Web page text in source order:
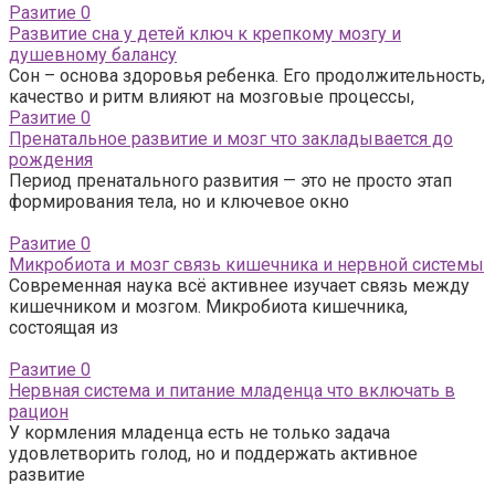
Разитие 0
Развитие сна у детей ключ к крепкому мозгу и
душевному балансу
Сон – основа здоровья ребенка. Его продолжительность,
качество и ритм влияют на мозговые процессы,
Разитие 0
Пренатальное развитие и мозг что закладывается до
рождения
Период пренатального развития — это не просто этап
формирования тела, но и ключевое окно
Разитие 0
Микробиота и мозг связь кишечника и нервной системы
Современная наука всё активнее изучает связь между
кишечником и мозгом. Микробиота кишечника,
состоящая из
Разитие 0
Нервная система и питание младенца что включать в
рацион
У кормления младенца есть не только задача
удовлетворить голод, но и поддержать активное
развитие